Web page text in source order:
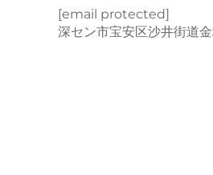
[email protected]
深セン市宝安区沙井街道